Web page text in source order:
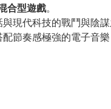
合型遊戲。
現代科技的戰鬥與陰謀
節奏感極強的電子音